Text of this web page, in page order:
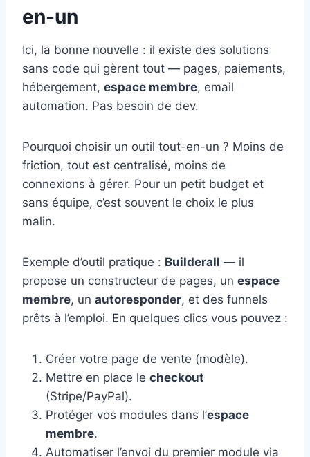
en-un
Ici, la bonne nouvelle : il existe des solutions
sans code qui gèrent tout — pages, paiements,
hébergement, espace membre, email
automation. Pas besoin de dev.
Pourquoi choisir un outil tout-en-un ? Moins de
friction, tout est centralisé, moins de
connexions à gérer. Pour un petit budget et
sans équipe, c’est souvent le choix le plus
malin.
Exemple d’outil pratique : Builderall — il
propose un constructeur de pages, un espace
membre, un autoresponder, et des funnels
prêts à l’emploi. En quelques clics vous pouvez :
Créer votre page de vente (modèle).
Mettre en place le checkout
(Stripe/PayPal).
Protéger vos modules dans l’espace
membre.
Automatiser l’envoi du premier module via